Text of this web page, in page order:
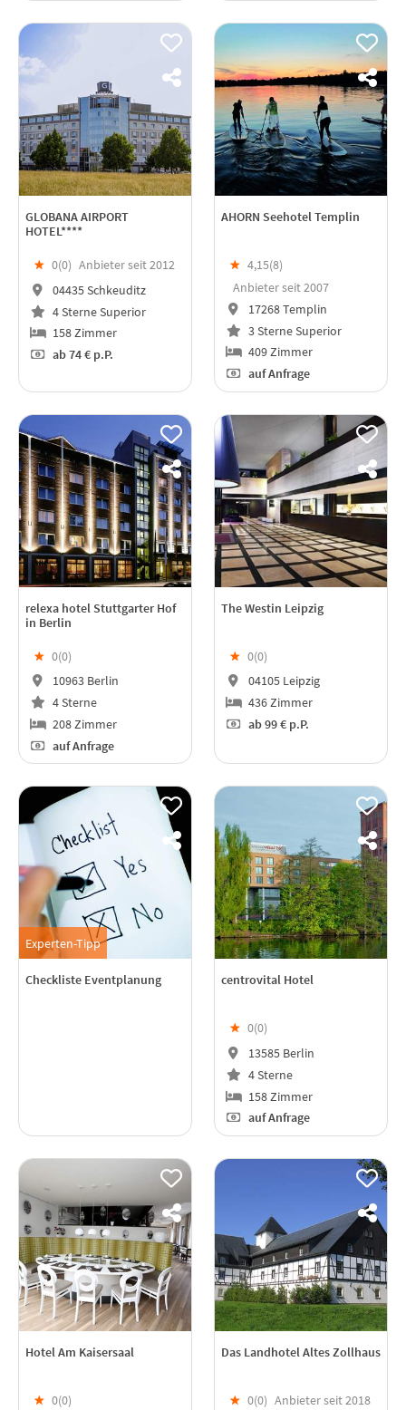
GLOBANA AIRPORT
HOTEL****
★ 0(0) Anbieter seit 2012
04435 Schkeuditz
4 Sterne Superior
158 Zimmer
ab74 € p.P.
AHORN Seehotel Templin
★ 4,15(8)
Anbieter seit 2007
17268 Templin
3 Sterne Superior
409 Zimmer
auf Anfrage
relexa hotel Stuttgarter Hof
in Berlin
★ 0(0)
10963 Berlin
4 Sterne
208 Zimmer
auf Anfrage
The Westin Leipzig
★ 0(0)
04105 Leipzig
436 Zimmer
ab99 € p.P.
Experten-Tipp
Checkliste Eventplanung centrovital Hotel
★ 0(0)
13585 Berlin
4 Sterne
158 Zimmer
auf Anfrage
Hotel Am Kaisersaal
★ 0(0)
Das Landhotel Altes Zollhaus
★ 0(0) Anbieter seit 2018